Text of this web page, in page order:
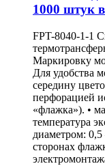
1000 штук
FPT-8040-1-1
Маркировку
Для удобства
середину
перфорацией
«флажка»). •
температура
диаметром:
сторонах